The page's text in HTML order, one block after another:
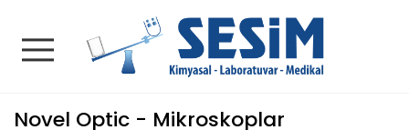
SESİM | Kimyasal -
Novel Optic - Mikroskoplar